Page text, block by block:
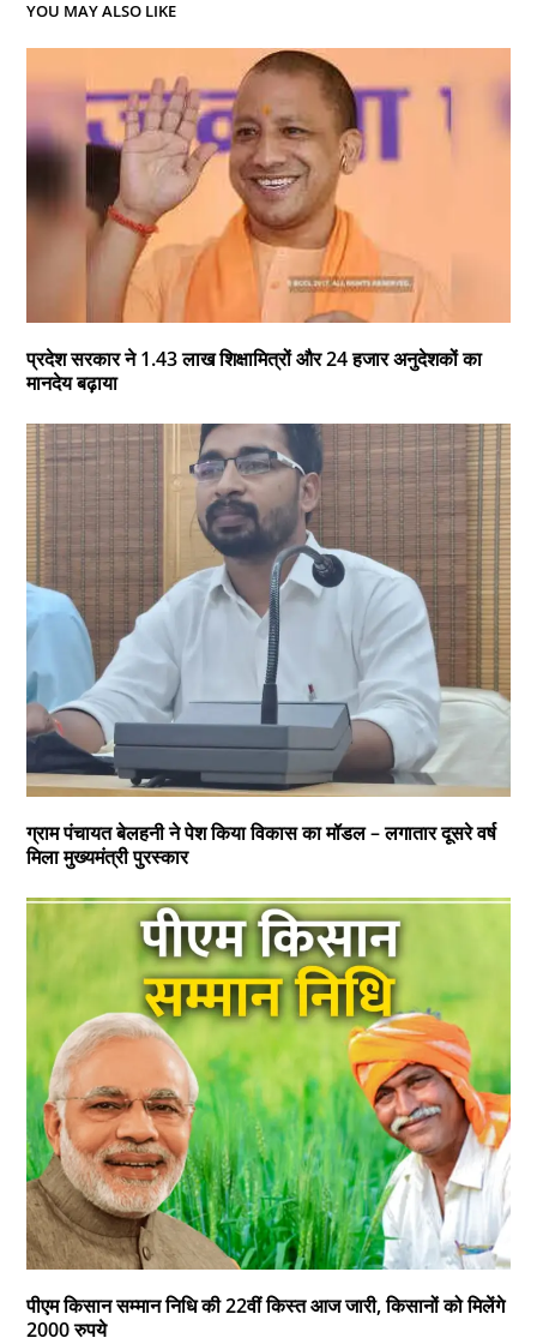
YOU MAY ALSO LIKE
प्रदेश सरकार ने 1.43 लाख शिक्षामित्रों और 24 हजार अनुदेशकों का
मानदेय बढ़ाया
ग्राम पंचायत बेलहनी ने पेश किया विकास का मॉडल – लगातार दूसरे वर्ष
मिला मुख्यमंत्री पुरस्कार
पीएम किसान सम्मान निधि की 22वीं किस्त आज जारी, किसानों को मिलेंगे
2000 रुपये